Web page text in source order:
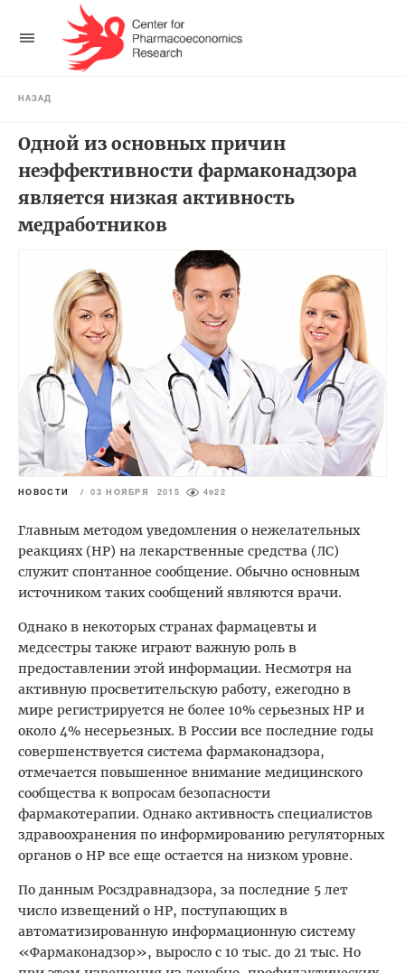
НАЗАД
Одной из основных причин
неэффективности фармаконадзора
является низкая активность
медработников
НОВОСТИ / 03 НОЯБРЯ 2015 4922
Главным методом уведомления о нежелательных
реакциях (НР) на лекарственные средства (ЛС)
служит спонтанное сообщение. Обычно основным
источником таких сообщений являются врачи.
Однако в некоторых странах фармацевты и
медсестры также играют важную роль в
предоставлении этой информации. Несмотря на
активную просветительскую работу, ежегодно в
мире регистрируется не более 10% серьезных НР и
около 4% несерьезных. В России все последние годы
совершенствуется система фармаконадзора,
отмечается повышенное внимание медицинского
сообщества к вопросам безопасности
фармакотерапии. Однако активность специалистов
здравоохранения по информированию регуляторных
органов о НР все еще остается на низком уровне.
По данным Росздравнадзора, за последние 5 лет
число извещений о НР, поступающих в
автоматизированную информационную систему
«Фармаконадзор», выросло с 10 тыс. до 21 тыс. Но